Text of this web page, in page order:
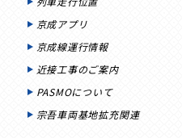
京成アプリ
京成線運行情報
近接工事のご案内
PASMOについて
宗吾車両基地拡充関連